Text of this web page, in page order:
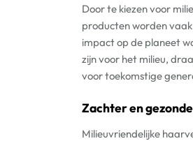
Door te kiezen voor
producten worden
impact op de planeet
zijn voor het milieu,
voor toekomstige
Zachter en
Milieuvriendelijke